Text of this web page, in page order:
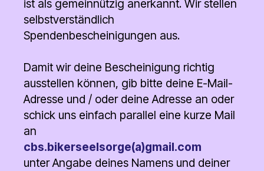
ist als gemeinnützig anerkannt. Wir stellen
selbstverständlich
Spendenbescheinigungen aus.
Damit wir deine Bescheinigung richtig
ausstellen können, gib bitte deine E-Mail-
Adresse und / oder deine Adresse an oder
schick uns einfach parallel eine kurze Mail
an
cbs.bikerseelsorge(a)gmail.com
unter Angabe deines Namens und deiner